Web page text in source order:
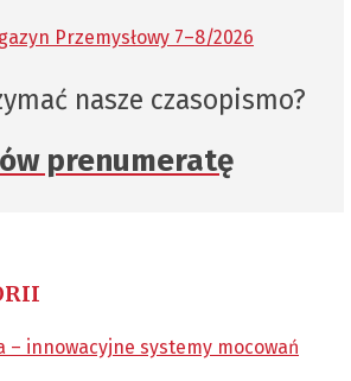
nasze czasopismo?
prenumeratę